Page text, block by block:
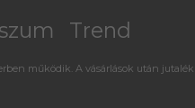
Trend
működik. A vásárlások után jutalék